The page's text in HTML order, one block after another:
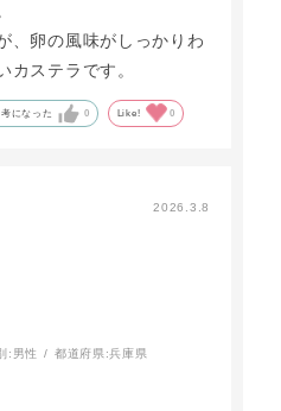
、卵の風味がしっかりわ
カステラです。
になった 0 Like! 0
2026.3.8
: 男性 都道府県:兵庫県